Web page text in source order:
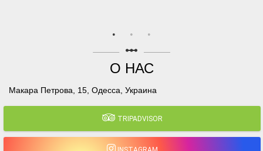
linear_scale
О НАС
Макара Петрова, 15, Одесса, Украина
TRIPADVISOR